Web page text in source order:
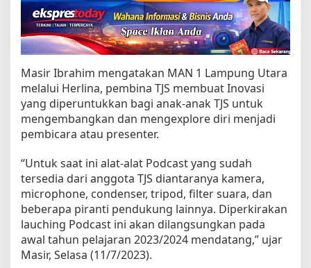
Masir Ibrahim mengatakan MAN 1 Lampung Utara
melalui Herlina, pembina TJS membuat Inovasi
yang diperuntukkan bagi anak-anak TJS untuk
mengembangkan dan mengexplore diri menjadi
pembicara atau presenter.
“Untuk saat ini alat-alat Podcast yang sudah
tersedia dari anggota TJS diantaranya kamera,
microphone, condenser, tripod, filter suara, dan
beberapa piranti pendukung lainnya. Diperkirakan
lauching Podcast ini akan dilangsungkan pada
awal tahun pelajaran 2023/2024 mendatang,” ujar
Masir, Selasa (11/7/2023).